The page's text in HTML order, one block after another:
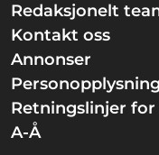
Redaksjonelt
Kontakt oss
Annonser
Retningslinjer
A-Å